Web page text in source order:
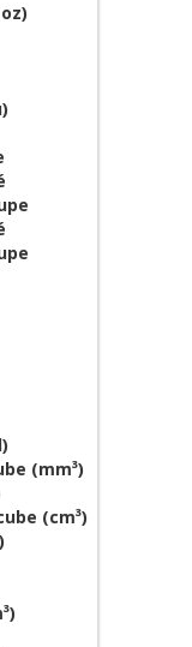
(mm³)
(cm³)